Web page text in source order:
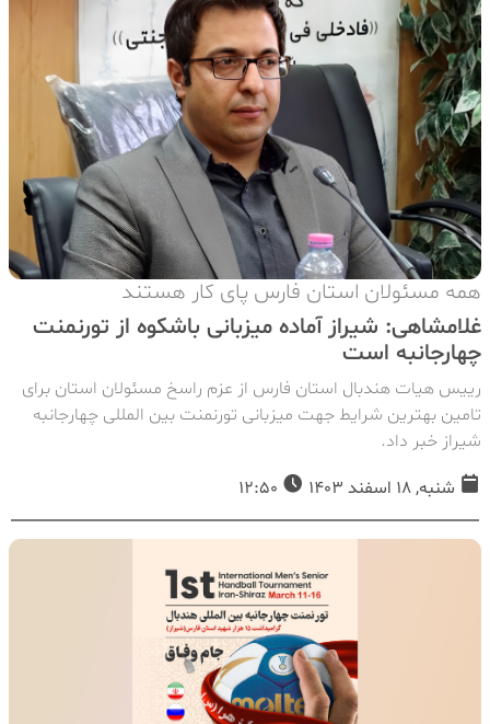
همه مسئولان استان فارس پای کار هستند
غلامشاهی: شیراز آماده میزبانی باشکوه از تورنمنت
چهارجانبه است
رییس هیات هندبال استان فارس از عزم راسخ مسئولان استان برای
تامین بهترین شرایط جهت میزبانی تورنمنت بین المللی چهارجانبه
شیراز خبر داد.
شنبه, 18 اسفند 1403